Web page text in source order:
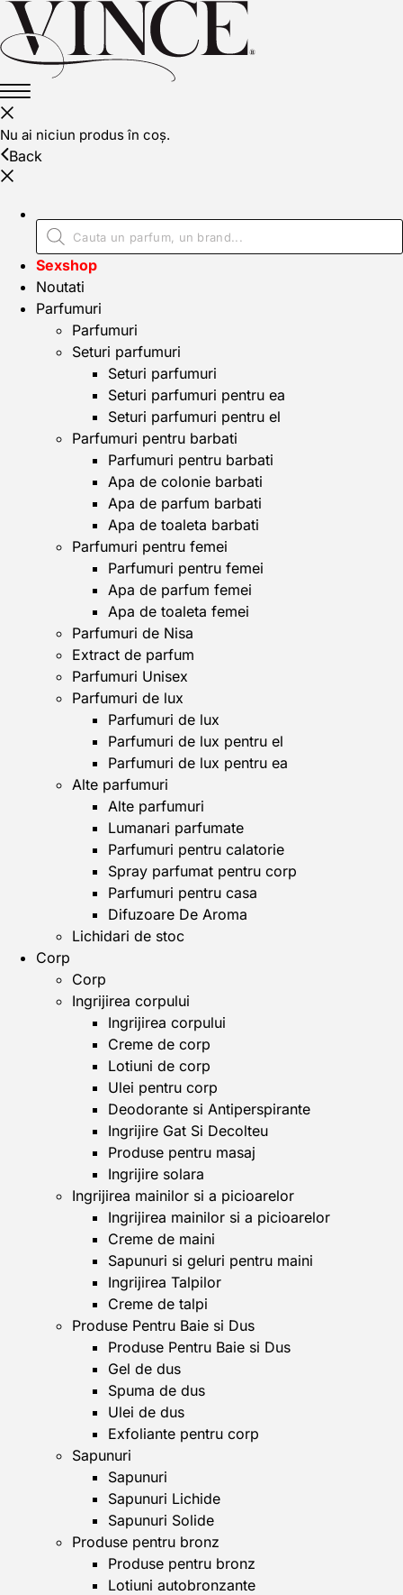
Nu ai niciun produs în coș.
Back
Sexshop
Noutati
Parfumuri
Parfumuri
Seturi parfumuri
Seturi parfumuri
Seturi parfumuri pentru ea
Seturi parfumuri pentru el
Parfumuri pentru barbati
Parfumuri pentru barbati
Apa de colonie barbati
Apa de parfum barbati
Apa de toaleta barbati
Parfumuri pentru femei
Parfumuri pentru femei
Apa de parfum femei
Apa de toaleta femei
Parfumuri de Nisa
Extract de parfum
Parfumuri Unisex
Parfumuri de lux
Parfumuri de lux
Parfumuri de lux pentru el
Parfumuri de lux pentru ea
Alte parfumuri
Alte parfumuri
Lumanari parfumate
Parfumuri pentru calatorie
Spray parfumat pentru corp
Parfumuri pentru casa
Difuzoare De Aroma
Lichidari de stoc
Corp
Corp
Ingrijirea corpului
Ingrijirea corpului
Creme de corp
Lotiuni de corp
Ulei pentru corp
Deodorante si Antiperspirante
Ingrijire Gat Si Decolteu
Produse pentru masaj
Ingrijire solara
Ingrijirea mainilor si a picioarelor
Ingrijirea mainilor si a picioarelor
Creme de maini
Sapunuri si geluri pentru maini
Ingrijirea Talpilor
Creme de talpi
Produse Pentru Baie si Dus
Produse Pentru Baie si Dus
Gel de dus
Spuma de dus
Ulei de dus
Exfoliante pentru corp
Sapunuri
Sapunuri
Sapunuri Lichide
Sapunuri Solide
Produse pentru bronz
Produse pentru bronz
Lotiuni autobronzante